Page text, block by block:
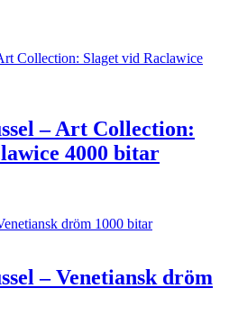
– Art Collection:
4000 bitar
– Venetiansk dröm